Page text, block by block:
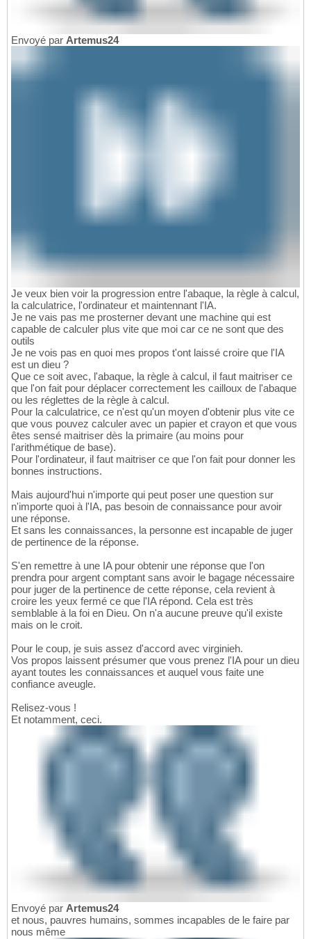
Envoyé par Artemus24
Je veux bien voir la progression entre l'abaque, la règle à calcul,
la calculatrice, l'ordinateur et maintennant l'IA.
Je ne vais pas me prosterner devant une machine qui est
capable de calculer plus vite que moi car ce ne sont que des
outils
Je ne vois pas en quoi mes propos t'ont laissé croire que l'IA
est un dieu ?
Que ce soit avec, l'abaque, la règle à calcul, il faut maitriser ce
que l'on fait pour déplacer correctement les cailloux de l'abaque
ou les réglettes de la règle à calcul.
Pour la calculatrice, ce n'est qu'un moyen d'obtenir plus vite ce
que vous pouvez calculer avec un papier et crayon et que vous
êtes sensé maitriser dès la primaire (au moins pour
l'arithmétique de base).
Pour l'ordinateur, il faut maitriser ce que l'on fait pour donner les
bonnes instructions.
Mais aujourd'hui n'importe qui peut poser une question sur
n'importe quoi à l'IA, pas besoin de connaissance pour avoir
une réponse.
Et sans les connaissances, la personne est incapable de juger
de pertinence de la réponse.
S'en remettre à une IA pour obtenir une réponse que l'on
prendra pour argent comptant sans avoir le bagage nécessaire
pour juger de la pertinence de cette réponse, cela revient à
croire les yeux fermé ce que l'IA répond. Cela est très
semblable à la foi en Dieu. On n'a aucune preuve qu'il existe
mais on le croit.
Pour le coup, je suis assez d'accord avec virginieh.
Vos propos laissent présumer que vous prenez l'IA pour un dieu
ayant toutes les connaissances et auquel vous faite une
confiance aveugle.
Relisez-vous !
Et notamment, ceci.
Envoyé par Artemus24
et nous, pauvres humains, sommes incapables de le faire par
nous même